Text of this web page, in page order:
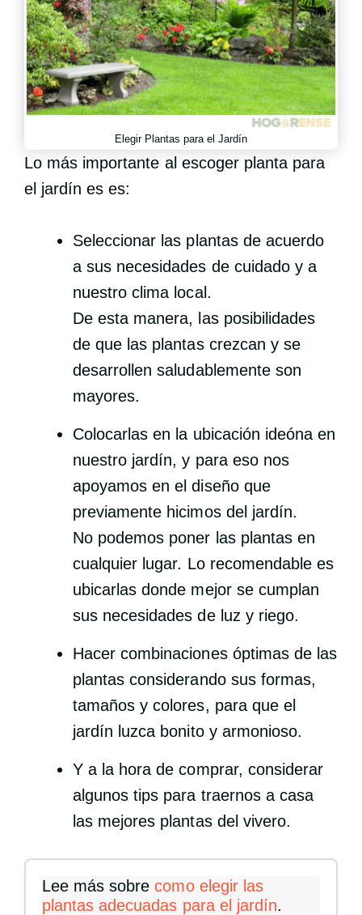
Elegir Plantas para el Jardín
Lo más importante al escoger planta para
el jardín es es:
Seleccionar las plantas de acuerdo
a sus necesidades de cuidado y a
nuestro clima local.
De esta manera, las posibilidades
de que las plantas crezcan y se
desarrollen saludablemente son
mayores.
Colocarlas en la ubicación ideóna en
nuestro jardín, y para eso nos
apoyamos en el diseño que
previamente hicimos del jardín.
No podemos poner las plantas en
cualquier lugar. Lo recomendable es
ubicarlas donde mejor se cumplan
sus necesidades de luz y riego.
Hacer combinaciones óptimas de las
plantas considerando sus formas,
tamaños y colores, para que el
jardín luzca bonito y armonioso.
Y a la hora de comprar, considerar
algunos tips para traernos a casa
las mejores plantas del vivero.
Lee más sobrecomo elegir las
plantas adecuadas para el jardín.